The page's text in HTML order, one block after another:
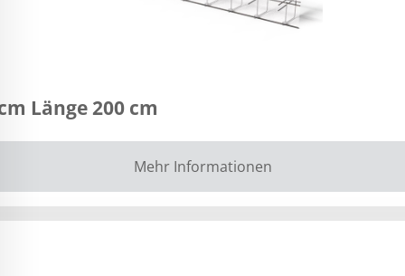
Länge 200 cm
Mehr Informationen